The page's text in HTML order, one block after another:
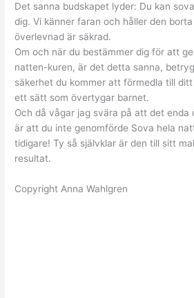
Det sanna budskapet lyder: Du kan
dig. Vi känner faran och håller den
överlevnad är säkrad.
Om och när du bestämmer dig för att
natten-kuren, är det detta sanna,
säkerhet du kommer att förmedla till
ett sätt som övertygar barnet.
Och då vågar jag svära på att det enda
är att du inte genomförde Sova hela
tidigare! Ty så självklar är den till sitt
resultat.
Copyright Anna Wahlgren